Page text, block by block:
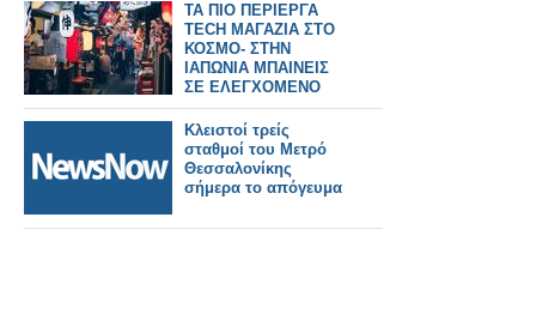
ΤΑ ΠΙΟ ΠΕΡΙΕΡΓΑ
TECH ΜΑΓΑΖΙΑ ΣΤΟ
ΚΟΣΜΟ- ΣΤΗΝ
ΙΑΠΩΝΙΑ ΜΠΑΙΝΕΙΣ
ΣΕ ΕΛΕΓΧΟΜΕΝΟ
ΧΩΡΟ ΚΑΙ ΚΛΕΒΕΙΣ
ΟΤΙ ΘΕΣ ΓΙΑ 1 ΛΕΠΤΟ
Κλειστοί τρείς
σταθμοί του Μετρό
Θεσσαλονίκης
σήμερα το απόγευμα